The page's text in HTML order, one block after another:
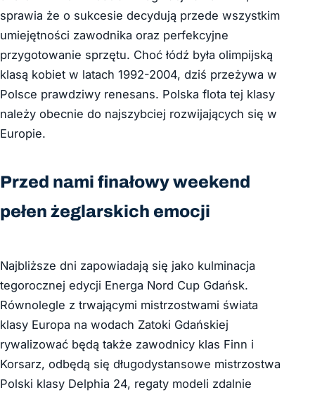
sprawia że o sukcesie decydują przede wszystkim
umiejętności zawodnika oraz perfekcyjne
przygotowanie sprzętu. Choć łódź była olimpijską
klasą kobiet w latach 1992-2004, dziś przeżywa w
Polsce prawdziwy renesans. Polska flota tej klasy
należy obecnie do najszybciej rozwijających się w
Europie.
Przed nami finałowy weekend
pełen żeglarskich emocji
Najbliższe dni zapowiadają się jako kulminacja
tegorocznej edycji Energa Nord Cup Gdańsk.
Równolegle z trwającymi mistrzostwami świata
klasy Europa na wodach Zatoki Gdańskiej
rywalizować będą także zawodnicy klas Finn i
Korsarz, odbędą się długodystansowe mistrzostwa
Polski klasy Delphia 24, regaty modeli zdalnie